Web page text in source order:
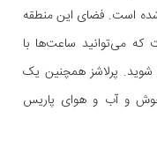
شده است. فضای این منطقه
که می‌توانید ساعت‌ها با
پرلاشز همچنین یک
و آب و هوای پاریس